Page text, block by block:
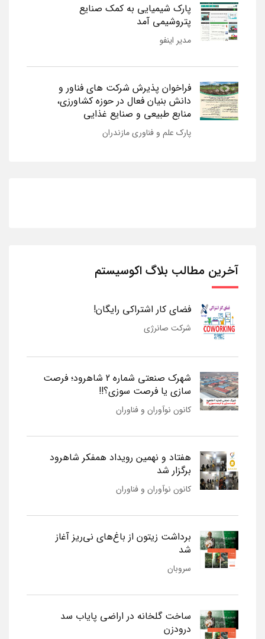
پارک شیمیایی به کمک صنایع
پتروشیمی آمد
مدیر اینفو
فراخوان پذیرش شرکت های فناور و
دانش بنیان فعال در حوزه کشاورزی،
منابع طبیعی و صنایع غذایی
پارک علم و فناوری مازندران
آخرین مطالب بلاگ اکوسیستم
فضای کار اشتراکی رایگان!
شرکت صانرژی
شهرک صنعتی شماره 2 شاهرود؛ فرصت
سازی یا فرصت سوزی؟!!
کانون نوآوران و فناوران
هفتاد و نهمین رویداد همفکر شاهرود
برگزار شد
کانون نوآوران و فناوران
برداشت زیتون از باغ‌های نی‌ریز آغاز
شد
سروبان
ساخت گلخانه در اراضی پایاب سد
درودزن